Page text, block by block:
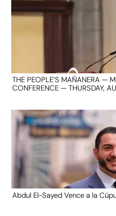
THE PEOPLE’S MAÑANERA —
CONFERENCE — THURSDAY,
Abdul El-Sayed Vence a la